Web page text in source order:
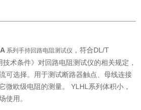
系列 手持回路电阻测试仪 ，符合DL/T
术条件》对回路电阻测试仪的相关规定，
可选择。用于测试断路器触点、母线连接
微欧级电阻的测量。 YLHL系列体积小，
使用。